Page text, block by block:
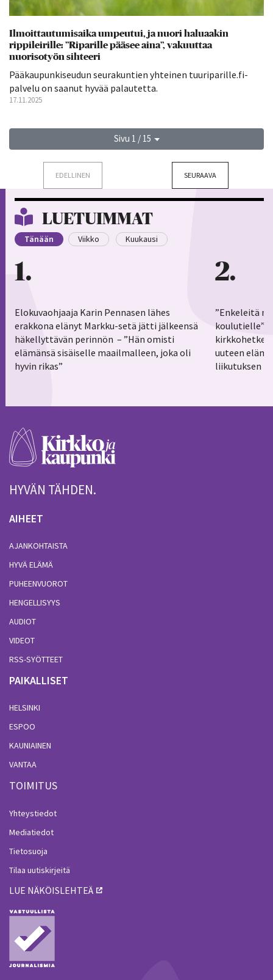
Ilmoittautumisaika umpeutui, ja nuori haluaakin
rippileirille: ”Riparille pääsee aina”, vakuuttaa
nuorisotyön sihteeri
Pääkaupunkiseudun seurakuntien yhteinen tuuriparille.fi-
palvelu on saanut hyvää palautetta.
17.11.2025
Sivu 1 / 15
EDELLINEN SEURAAVA
LUETUIMMAT
Tänään Viikko Kuukausi
1
Elokuvaohjaaja Karin Pennasen lähes
erakkona elänyt Markku-setä jätti jälkeensä
häkellyttävän perinnön – ”Hän omisti
elämänsä sisäiselle maailmalleen, joka oli
hyvin rikas”
2
”Enkeleitä
koulutielle”–
uuteen
liikutuksen
HYVÄN TÄHDEN.
AIHEET
AJANKOHTAISTA
HYVÄ ELÄMÄ
PUHEENVUOROT
HENGELLISYYS
AUDIOT
VIDEOT
RSS-SYÖTTEET
PAIKALLISET
HELSINKI
ESPOO
KAUNIAINEN
VANTAA
TOIMITUS
Yhteystiedot
Mediatiedot
Tietosuoja
Tilaa uutiskirjeitä
LUE NÄKÖISLEHTEÄ